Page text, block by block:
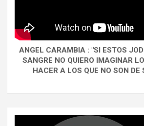
ANGEL CARAMBIA : "SI ESTOS
SANGRE NO QUIERO IMAGINAR
HACER A LOS QUE NO SON DE